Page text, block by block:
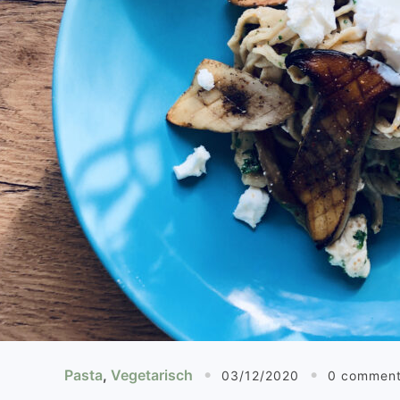
Pasta, Vegetarisch 03/12/2020 0